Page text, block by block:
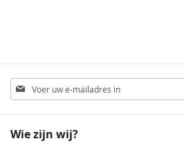
Abonneer
u
op
nieuwsbrief
Wie zijn wij?